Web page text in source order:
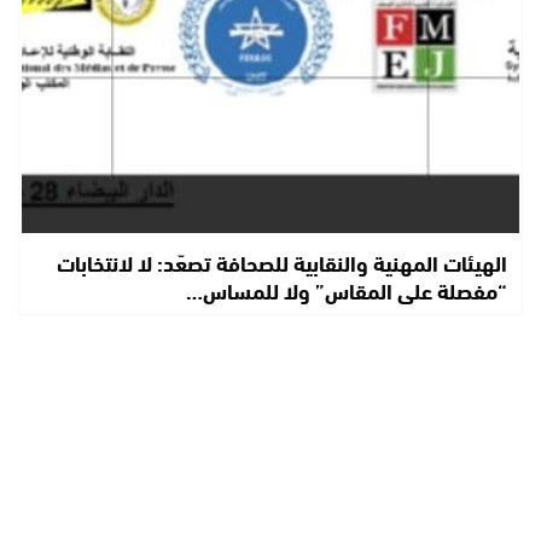
الهيئات المهنية والنقابية للصحافة تصعّد: لا لانتخابات
“مفصلة على المقاس” ولا للمساس…